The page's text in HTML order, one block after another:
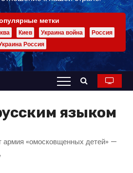
метки
Киев Украина война
Россия
Россия
языком
армия «омосковщенных детей» —